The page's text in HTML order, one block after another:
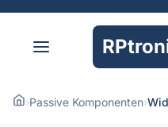
›Passive Komponenten›